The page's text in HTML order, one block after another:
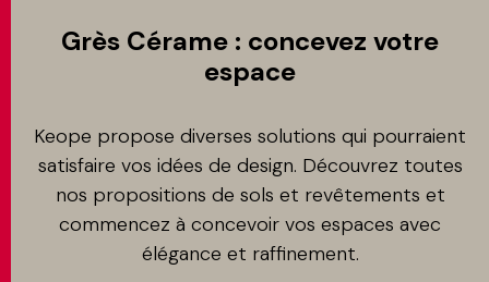
Grès Cérame : concevez votre
espace
Keope propose diverses solutions qui pourraient
satisfaire vos idées de design. Découvrez toutes
nos propositions de sols et revêtements et
commencez à concevoir vos espaces avec
élégance et raffinement.